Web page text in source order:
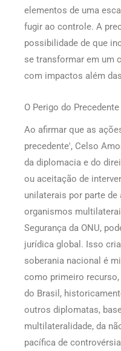
elementos de uma
fugir ao controle. A
possibilidade de que
se transformar em um
com impactos além
O Perigo do
Ao afirmar que as
precedente', Celso
da diplomacia e do
ou aceitação de
unilaterais por parte
organismos
Segurança da ONU,
jurídica global. Isso
soberania nacional é
como primeiro
do Brasil,
outros diplomatas,
multilateralidade, da
pacífica de